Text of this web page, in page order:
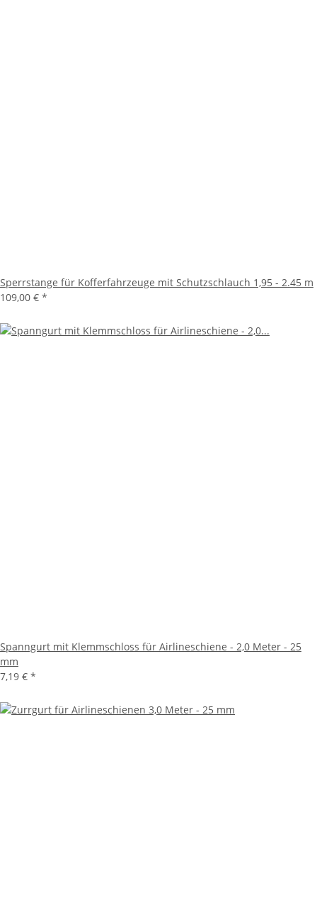
Sperrstange für Kofferfahrzeuge mit Schutzschlauch 1,95 - 2.45 m
109,00 € *
Spanngurt mit Klemmschloss für Airlineschiene - 2,0 Meter - 25
mm
7,19 € *